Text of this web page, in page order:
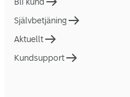
Självbetjäning
Aktuellt
Kundsupport